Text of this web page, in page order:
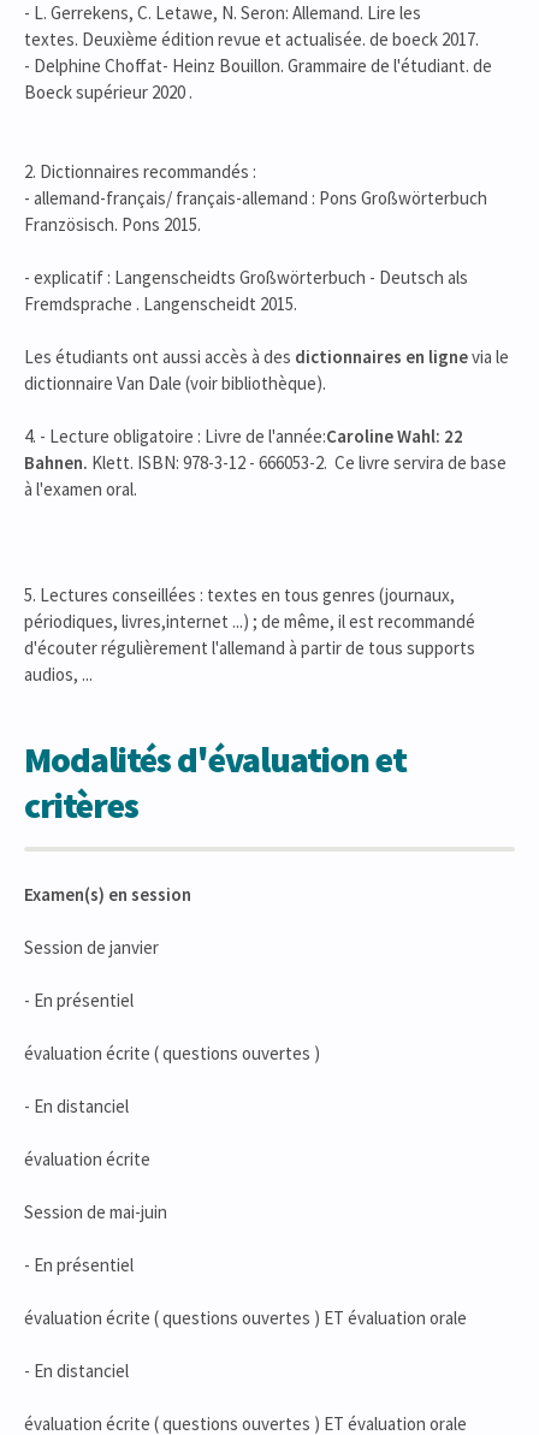
- L. Gerrekens, C. Letawe, N. Seron: Allemand. Lire les
textes. Deuxième édition revue et actualisée. de boeck 2017.
- Delphine Choffat- Heinz Bouillon. Grammaire de l'étudiant. de
Boeck supérieur 2020 .
2. Dictionnaires recommandés :
- allemand-français/ français-allemand : Pons Großwörterbuch
Französisch. Pons 2015.
- explicatif : Langenscheidts Großwörterbuch - Deutsch als
Fremdsprache . Langenscheidt 2015.
Les étudiants ont aussi accès à des dictionnaires en lignevia le
dictionnaire Van Dale (voir bibliothèque).
4. - Lecture obligatoire : Livre de l'année:Caroline Wahl: 22
Bahnen. Klett. ISBN: 978-3-12 - 666053-2. Ce livre servira de base
à l'examen oral.
5. Lectures conseillées : textes en tous genres (journaux,
périodiques, livres,internet ...) ; de même, il est recommandé
d'écouter régulièrement l'allemand à partir de tous supports
audios, ...
Modalités d'évaluation et
critères
Examen(s) en session
Session de janvier
- En présentiel
évaluation écrite ( questions ouvertes )
- En distanciel
évaluation écrite
Session de mai-juin
- En présentiel
évaluation écrite ( questions ouvertes ) ET évaluation orale
- En distanciel
évaluation écrite ( questions ouvertes ) ET évaluation orale